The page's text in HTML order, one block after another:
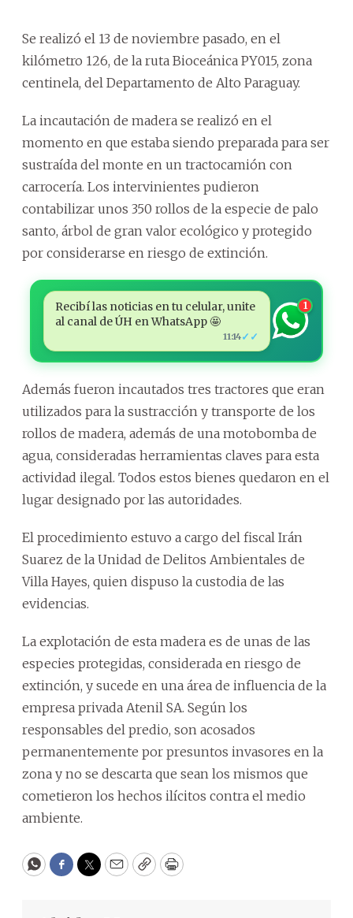
Se realizó el 13 de noviembre pasado, en el
kilómetro 126, de la ruta Bioceánica PY015, zona
centinela, del Departamento de Alto Paraguay.
La incautación de madera se realizó en el
momento en que estaba siendo preparada para ser
sustraída del monte en un tractocamión con
carrocería. Los intervinientes pudieron
contabilizar unos 350 rollos de la especie de palo
santo, árbol de gran valor ecológico y protegido
por considerarse en riesgo de extinción.
Recibí las noticias en tu celular, unite
al canal de ÚH en WhatsApp 🤩
11:14✓✓
1
Además fueron incautados tres tractores que eran
utilizados para la sustracción y transporte de los
rollos de madera, además de una motobomba de
agua, consideradas herramientas claves para esta
actividad ilegal. Todos estos bienes quedaron en el
lugar designado por las autoridades.
El procedimiento estuvo a cargo del fiscal Irán
Suarez de la Unidad de Delitos Ambientales de
Villa Hayes, quien dispuso la custodia de las
evidencias.
La explotación de esta madera es de unas de las
especies protegidas, considerada en riesgo de
extinción, y sucede en una área de influencia de la
empresa privada Atenil SA. Según los
responsables del predio, son acosados
permanentemente por presuntos invasores en la
zona y no se descarta que sean los mismos que
cometieron los hechos ilícitos contra el medio
ambiente.
WhatsApp
Facebook
Twitter
EmailCopyPrint